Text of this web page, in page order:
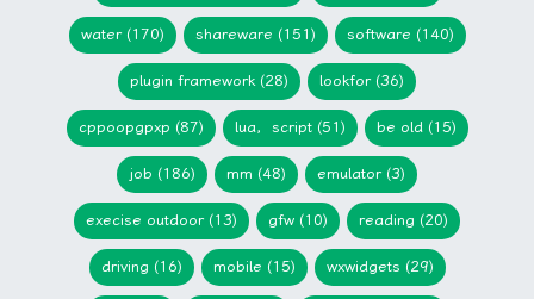
water (170) shareware (151) software (140)
plugin framework (28) lookfor (36)
cppoopgpxp (87) lua，script (51) be old (15)
job (186) mm (48) emulator (3)
execise outdoor (13) gfw (10) reading (20)
driving (16) mobile (15) wxwidgets (29)